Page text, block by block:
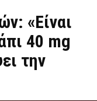
«Είναι
40 mg
την